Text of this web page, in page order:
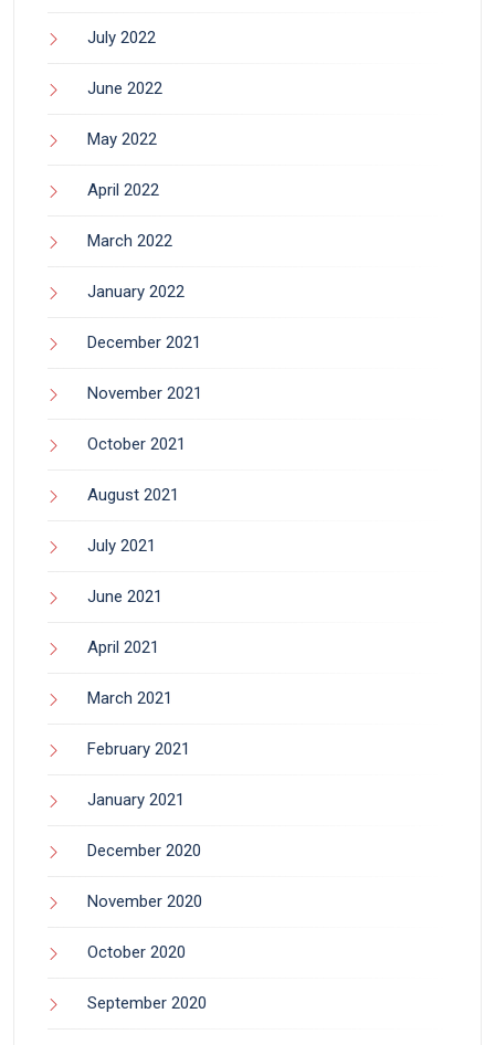
July 2022
June 2022
May 2022
April 2022
March 2022
January 2022
December 2021
November 2021
October 2021
August 2021
July 2021
June 2021
April 2021
March 2021
February 2021
January 2021
December 2020
November 2020
October 2020
September 2020